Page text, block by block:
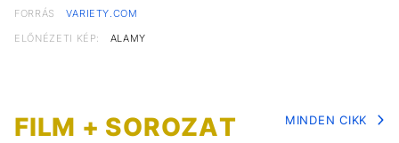
FORRÁS
VARIETY.COM
ELŐNÉZETI KÉP:
ALAMY
FILM + SOROZAT MINDEN CIKK